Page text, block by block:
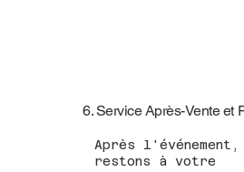
6. Service Après-Vente et
Après l'événement,
restons à votre